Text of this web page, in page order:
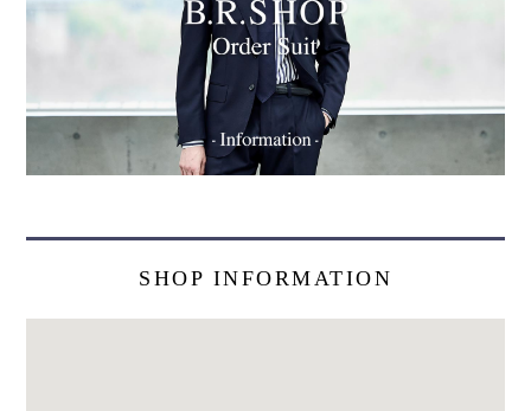
SHOP INFORMATION